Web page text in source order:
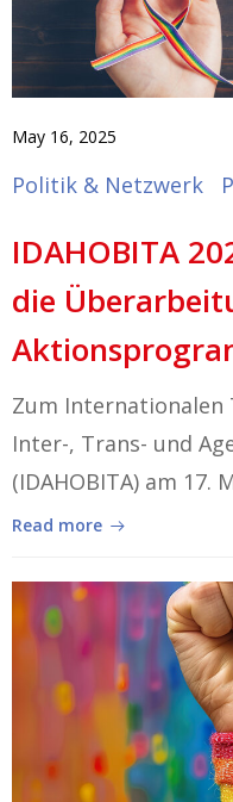
May 16, 2025
Politik & Netzwerk
IDAHOBITA
die
Zum Internationalen
Inter-, Trans- und
(IDAHOBITA) am 17.
Read more